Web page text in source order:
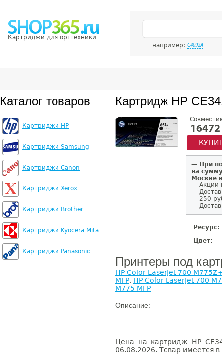
Картриджи для оргтехники
например: C4092A
Каталог товаров
Картриджи HP
Картриджи Samsung
Картриджи Canon
Картриджи Xerox
Картриджи Brother
Картриджи Kyocera Mita
Картриджи Panasonic
Картридж HP
16472
— При
на
Москве
— Акции
—
— 250
—
Ресурс:
Цвет:
Принтеры под
HP Color LaserJet 700
MFP, HP Color LaserJet 700
M775 MFP
Описание:
Цена на картридж HP
06.08.2026. Товар имеется в